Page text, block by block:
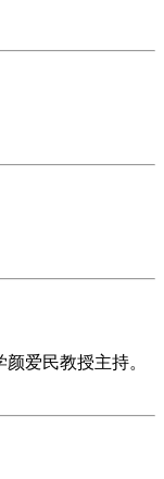
爱民教授主持。